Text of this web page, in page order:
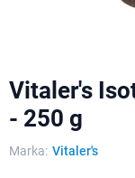
Vitaler's
- 250 g
Marka: Vitaler's